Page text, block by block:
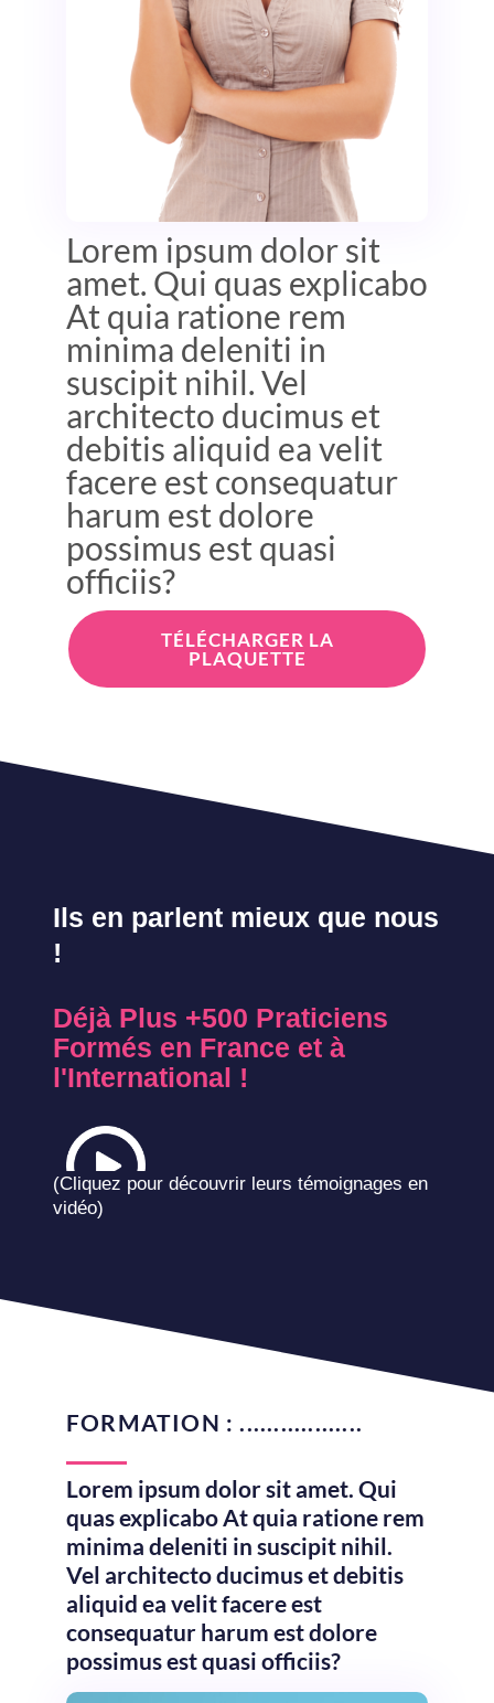
Lorem ipsum dolor sit
amet. Qui quas explicabo
At quia ratione rem
minima deleniti in
suscipit nihil. Vel
architecto ducimus et
debitis aliquid ea velit
facere est consequatur
harum est dolore
possimus est quasi
officiis?
TÉLÉCHARGER LA
PLAQUETTE
Ils en parlent mieux que nous
!
Déjà Plus +500 Praticiens
Formés en France et à
l'International !
(Cliquez pour découvrir leurs témoignages en
vidéo)
FORMATION : ..................
Lorem ipsum dolor sit amet. Qui
quas explicabo At quia ratione rem
minima deleniti in suscipit nihil.
Vel architecto ducimus et debitis
aliquid ea velit facere est
consequatur harum est dolore
possimus est quasi officiis?